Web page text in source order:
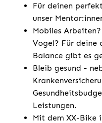
Für deinen
unser
Mobiles
Vogel? Für
Balance gibt es
Bleib gesund -
Leistungen.
Mit dem XX-Bike